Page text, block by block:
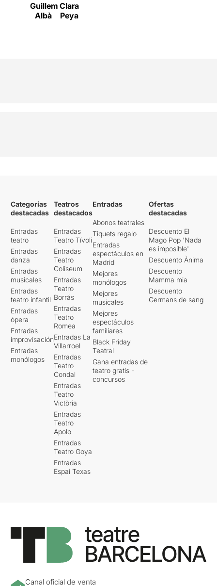
Guillem
Albà
Clara
Peya
Categorías
destacadas
Entradas
teatro
Entradas
danza
Entradas
musicales
Entradas
teatro infantil
Entradas
ópera
Entradas
improvisación
Entradas
monólogos
Teatros
destacados
Entradas
Teatro Tívoli
Entradas
Teatro
Coliseum
Entradas
Teatro
Borrás
Entradas
Teatro
Romea
Entradas La
Villarroel
Entradas
Teatro
Condal
Entradas
Teatro
Victòria
Entradas
Teatro
Apolo
Entradas
Teatro Goya
Entradas
Espai Texas
Entradas
Abonos teatrales
Tiquets regalo
Entradas
espectáculos en
Madrid
Mejores
monólogos
Mejores
musicales
Mejores
espectáculos
familiares
Black Friday
Teatral
Gana entradas de
teatro gratis -
concursos
Ofertas
destacadas
Descuento El
Mago Pop 'Nada
es imposible'
Descuento Ànima
Descuento
Mamma mia
Descuento
Germans de sang
Canal oficial de venta